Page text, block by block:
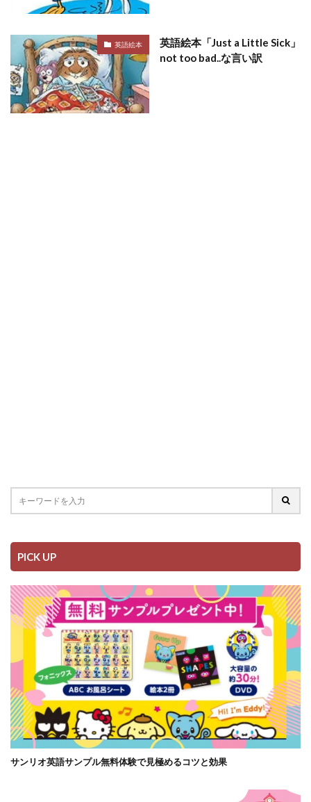
英語絵本
英語絵本「Just a Little Sick」
not too bad..な言い訳
PICK UP
サンリオ英語サンプル無料体験で見極めるコツと効果